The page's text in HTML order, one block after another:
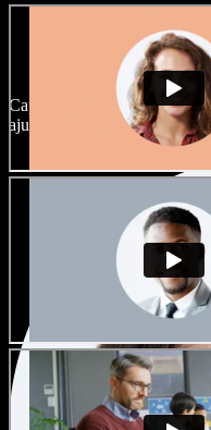
Gran
femenines
Cap projecte ha de sonar
ajusta'n l’accent.